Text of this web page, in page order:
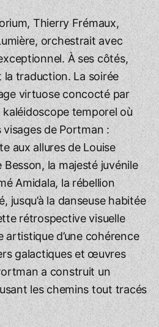
Thierry Frémaux,
orchestrait avec
À ses côtés,
la traduction. La soirée
virtuose concocté par
kaléidoscope temporel où
de Portman :
aux allures de Louise
la majesté juvénile
Amidala, la rébellion
jusqu’à la danseuse habitée
rétrospective visuelle
d’une cohérence
galactiques et œuvres
a construit un
les chemins tout tracés